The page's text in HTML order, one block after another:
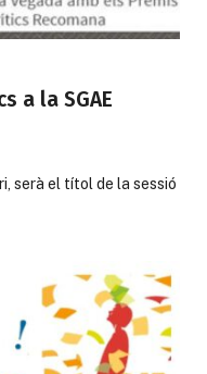
a la SGAE
serà el títol de la sessió